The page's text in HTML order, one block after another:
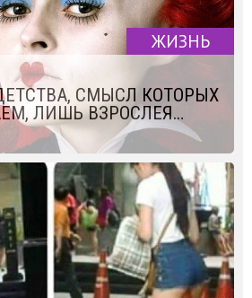
ЖИЗНЬ
СМЫСЛ КОТОРЫХ
ЛИШЬ ВЗРОСЛЕЯ…